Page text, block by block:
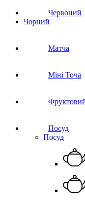
Червоний
Чорний
Матча
Міні Точа
Посуд
Посуд